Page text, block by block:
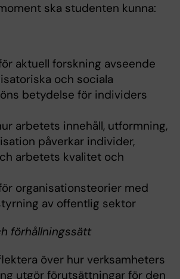
ska studenten kunna:
aktuell forskning avseende
och sociala
betydelse för individers
arbetets innehåll, utformning,
påverkar individer,
arbetets kvalitet och
organisationsteorier med
av offentlig sektor
förhållningssätt
över hur verksamheters
utgör förutsättningar för den